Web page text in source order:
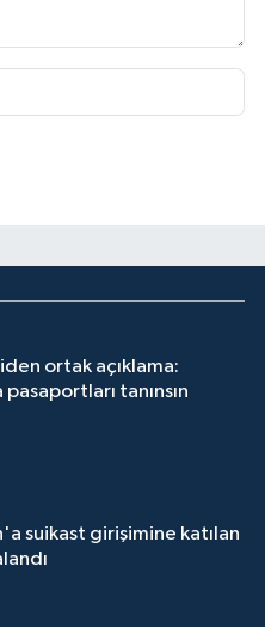
ortak açıklama:
tanınsın
suikast girişimine katılan